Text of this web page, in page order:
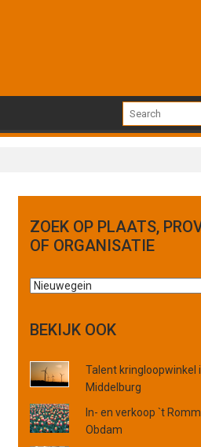
ZOEK OP PLAATS,
OF ORGANISATIE
Z
k
p
p
l
a
BEKIJK OOK
Talent kringloopwinkel
Middelburg
In- en verkoop `t
Obdam